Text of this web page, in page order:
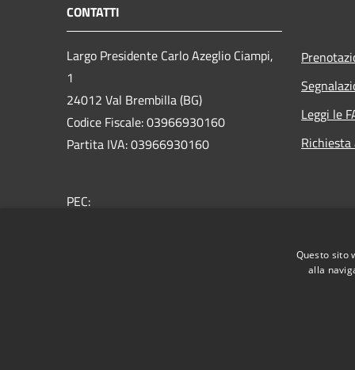
CONTATTI
Largo Presidente Carlo Azeglio Ciampi,
1
24012 Val Brembilla (BG)
Codice Fiscale: 03966930160
Partita IVA: 03966930160
PEC:
Leggi le
Questo sito
alla